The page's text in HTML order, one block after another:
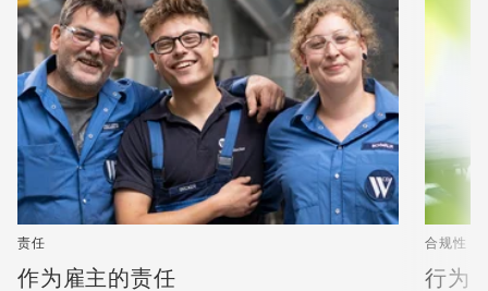
责任
作为雇主的责任
合规性
行为